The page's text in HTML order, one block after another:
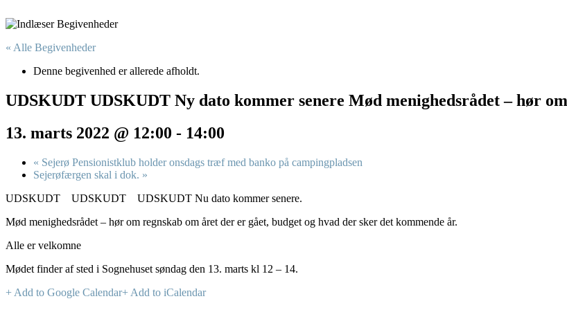
« Alle Begivenheder
Denne begivenhed er allerede afholdt.
UDSKUDT UDSKUDT Ny dato kommer senere Mød menighedsrådet – hør
13. marts 2022 @ 12:00 - 14:00
« Sejerø Pensionistklub holder onsdags træf med banko på campingpladsen
Sejerøfærgen skal i dok. »
UDSKUDT UDSKUDT UDSKUDT Nu dato kommer senere.
Mød menighedsrådet – hør om regnskab om året der er gået, budget og hvad der sker det kommende år.
Alle er velkomne
Mødet finder af sted i Sognehuset søndag den 13. marts kl 12 – 14.
+ Add to Google Calendar+ Add to iCalendar